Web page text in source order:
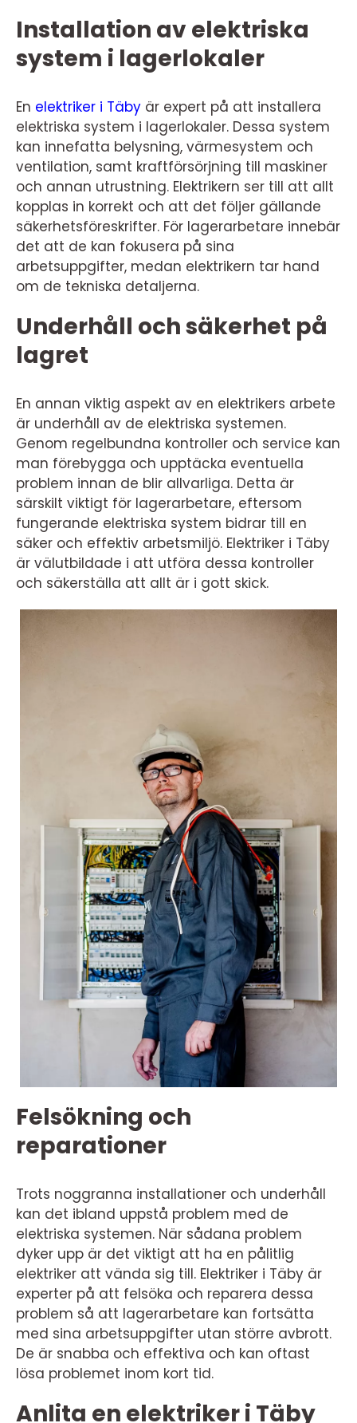
Installation av elektriska
system i lagerlokaler
En elektriker i Täby är expert på att installera
elektriska system i lagerlokaler. Dessa system
kan innefatta belysning, värmesystem och
ventilation, samt kraftförsörjning till maskiner
och annan utrustning. Elektrikern ser till att allt
kopplas in korrekt och att det följer gällande
säkerhetsföreskrifter. För lagerarbetare innebär
det att de kan fokusera på sina
arbetsuppgifter, medan elektrikern tar hand
om de tekniska detaljerna.
Underhåll och säkerhet på
lagret
En annan viktig aspekt av en elektrikers arbete
är underhåll av de elektriska systemen.
Genom regelbundna kontroller och service kan
man förebygga och upptäcka eventuella
problem innan de blir allvarliga. Detta är
särskilt viktigt för lagerarbetare, eftersom
fungerande elektriska system bidrar till en
säker och effektiv arbetsmiljö. Elektriker i Täby
är välutbildade i att utföra dessa kontroller
och säkerställa att allt är i gott skick.
Felsökning och
reparationer
Trots noggranna installationer och underhåll
kan det ibland uppstå problem med de
elektriska systemen. När sådana problem
dyker upp är det viktigt att ha en pålitlig
elektriker att vända sig till. Elektriker i Täby är
experter på att felsöka och reparera dessa
problem så att lagerarbetare kan fortsätta
med sina arbetsuppgifter utan större avbrott.
De är snabba och effektiva och kan oftast
lösa problemet inom kort tid.
Anlita en elektriker i Täby